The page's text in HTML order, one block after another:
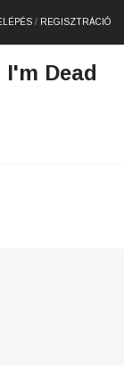
/ REGISZTRÁCIÓ
Dead